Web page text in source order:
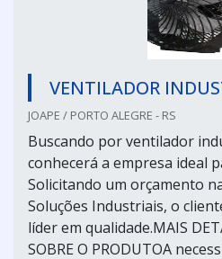
VENTILADOR
JOAPE / PORTO ALEGRE - RS
Buscando por ventilador
conhecerá a empresa ideal
Solicitando um orçamento
Soluções Industriais, o
líder em qualidade.MAIS
SOBRE O PRODUTOA